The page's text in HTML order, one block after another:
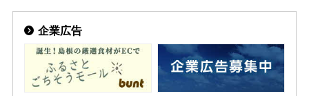
企業広告